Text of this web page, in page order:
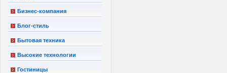
Бизнес-компания
Блог-стиль
Бытовая техника
Высокие технологии
Гостиницы